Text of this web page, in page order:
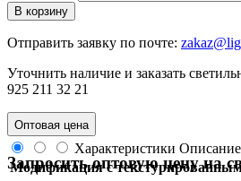
В корзину
Отправить заявку по почте:
Уточнить наличие и заказать
925 211 32 21
Оптовая цена
Запросить оптовую цену на
Характеристики Описание
Модификация с текстурированным